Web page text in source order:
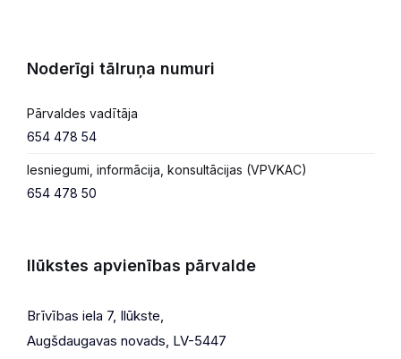
Noderīgi tālruņa numuri
Pārvaldes vadītāja
654 478 54
Iesniegumi, informācija, konsultācijas (VPVKAC)
654 478 50
Ilūkstes apvienības pārvalde
Brīvības iela 7, Ilūkste,
Augšdaugavas novads, LV-5447